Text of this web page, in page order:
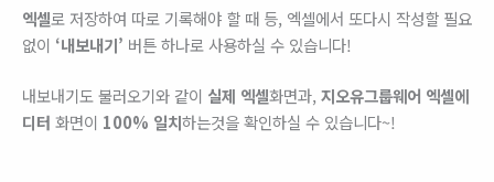
엑셀로 저장하여 따로 기록해야 할 때 등, 엑셀에서 또다시 작성할 필요
없이 ‘내보내기’ 버튼 하나로 사용하실 수 있습니다!
내보내기도 불러오기와 같이 실제 엑셀​화면과, 지오유그룹웨어 엑셀에
디터 화면이 100% 일치하는것을 확인하실 수 있습니다~!